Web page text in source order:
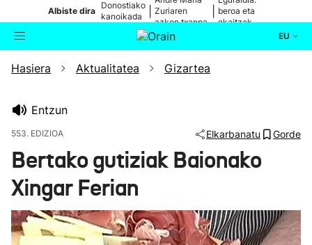
Albiste dira
Donostiako
kanoikada
Zuriaren
azken txanpa
beroa eta
ekaitzak
EU
Bilatzailea Aktualitatea
Eguraldia
Hasiera Aktualitatea Gizartea
Entzun
553. EDIZIOA Elkarbanatu Gorde
Bertako gutiziak Baionako
Xingar Ferian